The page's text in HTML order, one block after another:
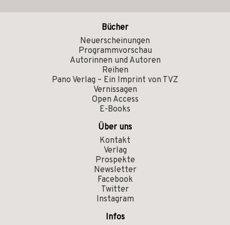
Bücher
Neuerscheinungen
Programmvorschau
Autorinnen und Autoren
Reihen
Pano Verlag – Ein Imprint von TVZ
Vernissagen
Open Access
E-Books
Über uns
Kontakt
Verlag
Prospekte
Newsletter
Facebook
Twitter
Instagram
Infos